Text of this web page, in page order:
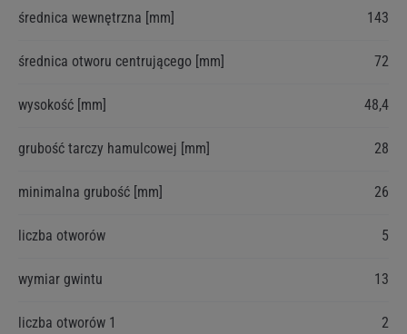
średnica wewnętrzna [mm] 143
średnica otworu centrującego [mm] 72
wysokość [mm] 48,4
grubość tarczy hamulcowej [mm] 28
minimalna grubość [mm] 26
liczba otworów 5
wymiar gwintu 13
liczba otworów 1 2